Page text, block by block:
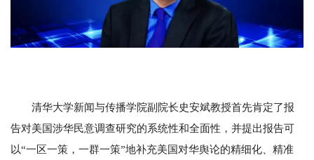
清华大学新闻与传播学院副院长史安斌教授首先肯定了报
告对美国涉华民意调查研究的系统性和全面性，并提出报告可
以“一区一策，一群一策”地补充美国对华舆论的精细化、精准